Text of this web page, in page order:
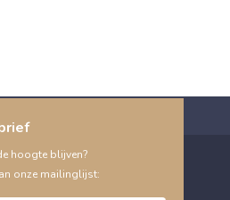
hoogte blijven?
onze mailinglijst: